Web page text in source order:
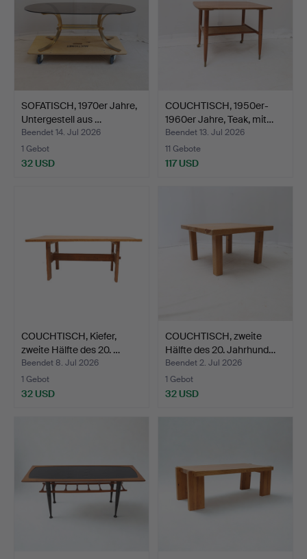
SOFATISCH, 1970er Jahre,
Untergestell aus …
Beendet 14. Jul 2026
1 Gebot
32 USD
COUCHTISCH, 1950er-
1960er Jahre, Teak, mit…
Beendet 13. Jul 2026
11 Gebote
117 USD
COUCHTISCH, Kiefer,
zweite Hälfte des 20. …
Beendet 8. Jul 2026
1 Gebot
32 USD
COUCHTISCH, zweite
Hälfte des 20. Jahrhund…
Beendet 2. Jul 2026
1 Gebot
32 USD